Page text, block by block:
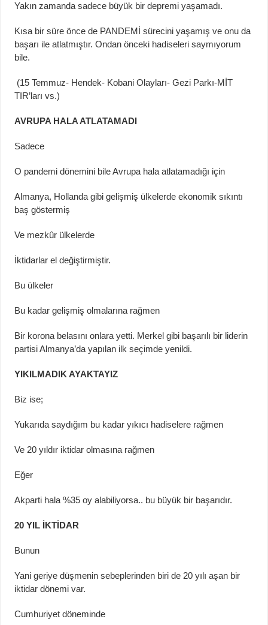
Yakın zamanda sadece büyük bir depremi yaşamadı.
Kısa bir süre önce de PANDEMİ sürecini yaşamış ve onu da
başarı ile atlatmıştır. Ondan önceki hadiseleri saymıyorum
bile.
(15 Temmuz- Hendek- Kobani Olayları- Gezi Parkı-MİT
TIR’ları vs.)
AVRUPA HALA ATLATAMADI
Sadece
O pandemi dönemini bile Avrupa hala atlatamadığı için
Almanya, Hollanda gibi gelişmiş ülkelerde ekonomik sıkıntı
baş göstermiş
Ve mezkûr ülkelerde
İktidarlar el değiştirmiştir.
Bu ülkeler
Bu kadar gelişmiş olmalarına rağmen
Bir korona belasını onlara yetti. Merkel gibi başarılı bir liderin
partisi Almanya’da yapılan ilk seçimde yenildi.
YIKILMADIK AYAKTAYIZ
Biz ise;
Yukarıda saydığım bu kadar yıkıcı hadiselere rağmen
Ve 20 yıldır iktidar olmasına rağmen
Eğer
Akparti hala %35 oy alabiliyorsa.. bu büyük bir başarıdır.
20 YIL İKTİDAR
Bunun
Yani geriye düşmenin sebeplerinden biri de 20 yılı aşan bir
iktidar dönemi var.
Cumhuriyet döneminde